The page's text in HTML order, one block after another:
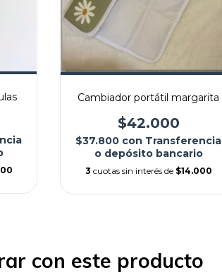
Cambiador portátil margarita
$42.000
$37.800 con Transferencia
o depósito bancario
3 cuotas sin interés de $14.000
con este producto